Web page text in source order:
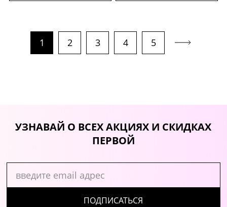
1 2 3 4 5
УЗНАВАЙ О ВСЕХ АКЦИЯХ И СКИДКАХ
ПЕРВОЙ
ПОДПИСАТЬСЯ